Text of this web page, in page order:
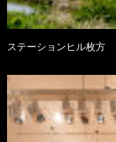
ステーションヒル枚方